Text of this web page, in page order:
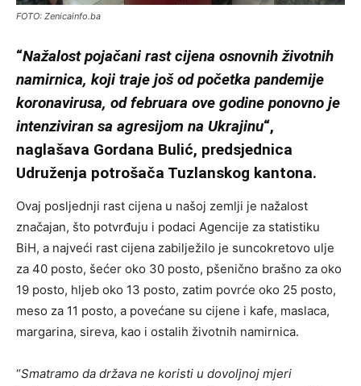
FOTO: Zenicainfo.ba
“Nažalost pojačani rast cijena osnovnih životnih
namirnica, koji traje još od početka pandemije
koronavirusa, od februara ove godine ponovno je
intenziviran sa agresijom na Ukrajinu“,
naglašava Gordana Bulić, predsjednica
Udruženja potrošača Tuzlanskog kantona.
Ovaj posljednji rast cijena u našoj zemlji je nažalost
značajan, što potvrđuju i podaci Agencije za statistiku
BiH, a najveći rast cijena zabilježilo je suncokretovo ulje
za 40 posto, šećer oko 30 posto, pšenično brašno za oko
19 posto, hljeb oko 13 posto, zatim povrće oko 25 posto,
meso za 11 posto, a povećane su cijene i kafe, maslaca,
margarina, sireva, kao i ostalih životnih namirnica.
“Smatramo da država ne koristi u dovoljnoj mjeri